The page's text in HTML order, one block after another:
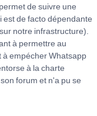
de suivre une
de facto dépendante
notre infrastructure).
à permettre au
empécher Whatsapp
à la charte
forum et n'a pu se